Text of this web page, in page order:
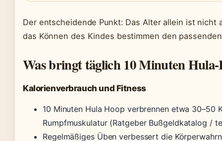
Der entscheidende Punkt: Das Alter allein ist nicht
das Können des Kindes bestimmen den
Was bringt täglich 10 Minuten
Kalorienverbrauch und Fitness
10 Minuten Hula Hoop verbrennen etwa 30–50
Rumpfmuskulatur (Ratgeber Bußgeldkatalog /
Regelmäßiges Üben verbessert die